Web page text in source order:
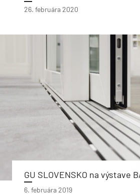
26. februára 2020
GU SLOVENSKO na výstave
6. februára 2019